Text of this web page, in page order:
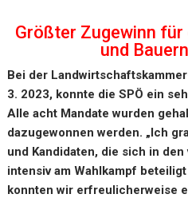
Größter Zugewinn für
und
Bei der
3. 2023, konnte die SPÖ ein
Alle acht Mandate wurden
dazugewonnen werden. „Ich
und Kandidaten, die sich in
intensiv am Wahlkampf
konnten wir erfreulicherweise